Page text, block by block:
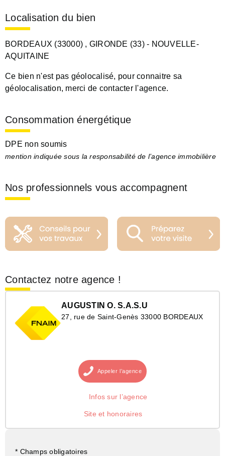
Localisation du bien
BORDEAUX (33000) , GIRONDE (33) - NOUVELLE-
AQUITAINE
Ce bien n'est pas géolocalisé, pour connaitre sa
géolocalisation, merci de contacter l'agence.
Consommation énergétique
DPE non soumis
mention indiquée sous la responsabilité de l’agence immobilière
Nos professionnels vous accompagnent
Contactez notre agence !
AUGUSTIN O. S.A.S.U
27, rue de Saint-Genès 33000 BORDEAUX
Appeler l’agence
Infos sur l’agence
Site et honoraires
* Champs obligatoires